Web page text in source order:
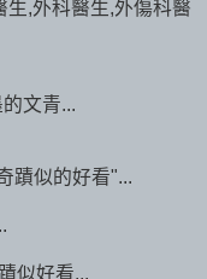
生,外科醫生,外傷科醫
文青...
蹟似的好看"...
似好看...